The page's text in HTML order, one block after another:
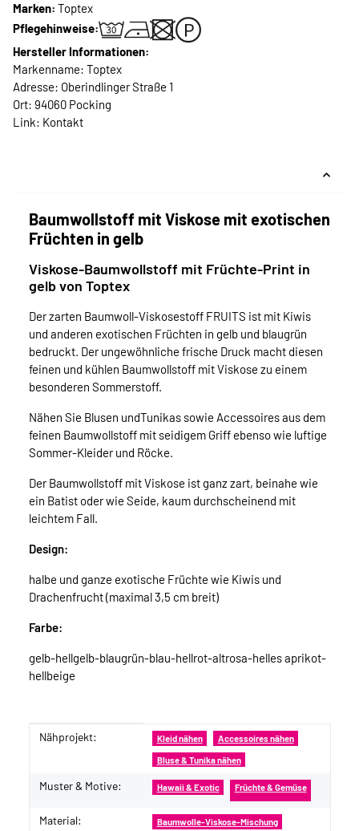
Marken: Toptex
Pflegehinweise:
Hersteller Informationen:
Markenname: Toptex
Adresse: Oberindlinger Straße 1
Ort: 94060 Pocking
Link: Kontakt
Baumwollstoff mit Viskose mit exotischen
Früchten in gelb
Viskose-Baumwollstoff mit Früchte-Print in
gelb von Toptex
Der zarten Baumwoll-Viskosestoff FRUITS ist mit Kiwis
und anderen exotischen Früchten in gelb und blaugrün
bedruckt. Der ungewöhnliche frische Druck macht diesen
feinen und kühlen Baumwollstoff mit Viskose zu einem
besonderen Sommerstoff.
Nähen Sie Blusen undTunikas sowie Accessoires aus dem
feinen Baumwollstoff mit seidigem Griff ebenso wie luftige
Sommer-Kleider und Röcke.
Der Baumwollstoff mit Viskose ist ganz zart, beinahe wie
ein Batist oder wie Seide, kaum durchscheinend mit
leichtem Fall.
Design:
halbe und ganze exotische Früchte wie Kiwis und
Drachenfrucht (maximal 3,5 cm breit)
Farbe:
gelb-hellgelb-blaugrün-blau-hellrot-altrosa-helles aprikot-
hellbeige
Produkteigenschaft
Wert
Nähprojekt: Kleid nähen Accessoires nähen
Bluse & Tunika nähen
Muster & Motive: Hawaii & Exotic Früchte & Gemüse
Material: Baumwolle-Viskose-Mischung